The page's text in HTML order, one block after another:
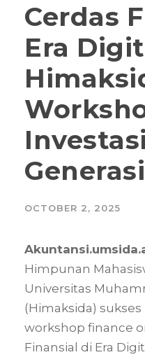
Cerdas
Era
OCTOBER 2, 2025
Himpunan
Universitas
(Himaksida)
workshop finance
Finansial di Era